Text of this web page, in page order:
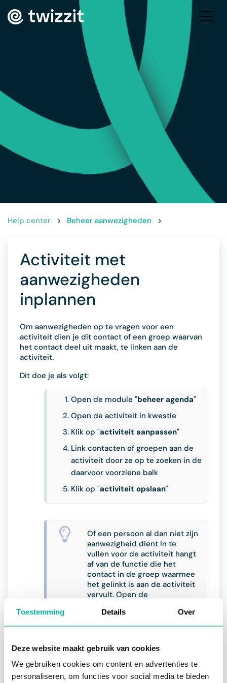
Toestemming Details Over
Deze website maakt gebruik van cookies
We gebruiken cookies om content en advertenties te
personaliseren, om functies voor social media te bieden
Help center > Beheer aanwezigheden >
Activiteit met
aanwezigheden
inplannen
Om aanwezigheden op te vragen voor een
activiteit dien je dit contact of een groep waarvan
het contact deel uit maakt, te linken aan de
activiteit.
Dit doe je als volgt:
Open de module "beheer agenda"
Open de activiteit in kwestie
Klik op "activiteit aanpassen"
Link contacten of groepen aan de
activiteit door ze op te zoeken in de
daarvoor voorziene balk
Klik op "activiteit opslaan"
Of een persoon al dan niet zijn
aanwezigheid dient in te
vullen voor de activiteit hangt
af van de functie die het
contact in de groep waarmee
het gelinkt is aan de activiteit
vervult. Open de
module "instellingen
" om dit
aan te passen.
Indien een persoon gelinkt is
als afzonderlijk contact aan de
activiteit, bepaalt de functie